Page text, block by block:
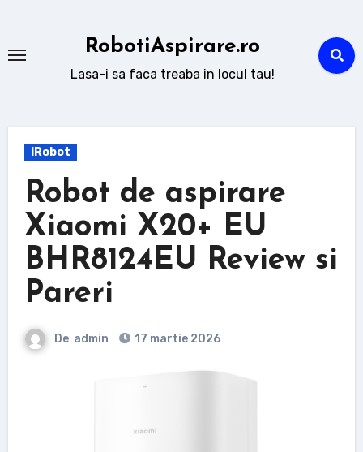
conținut
RobotiAspirare.ro
Lasa-i sa faca treaba in locul tau!
iRobot
Robot de aspirare
Xiaomi X20+ EU
BHR8124EU Review si
Pareri
De admin 17 martie 2026